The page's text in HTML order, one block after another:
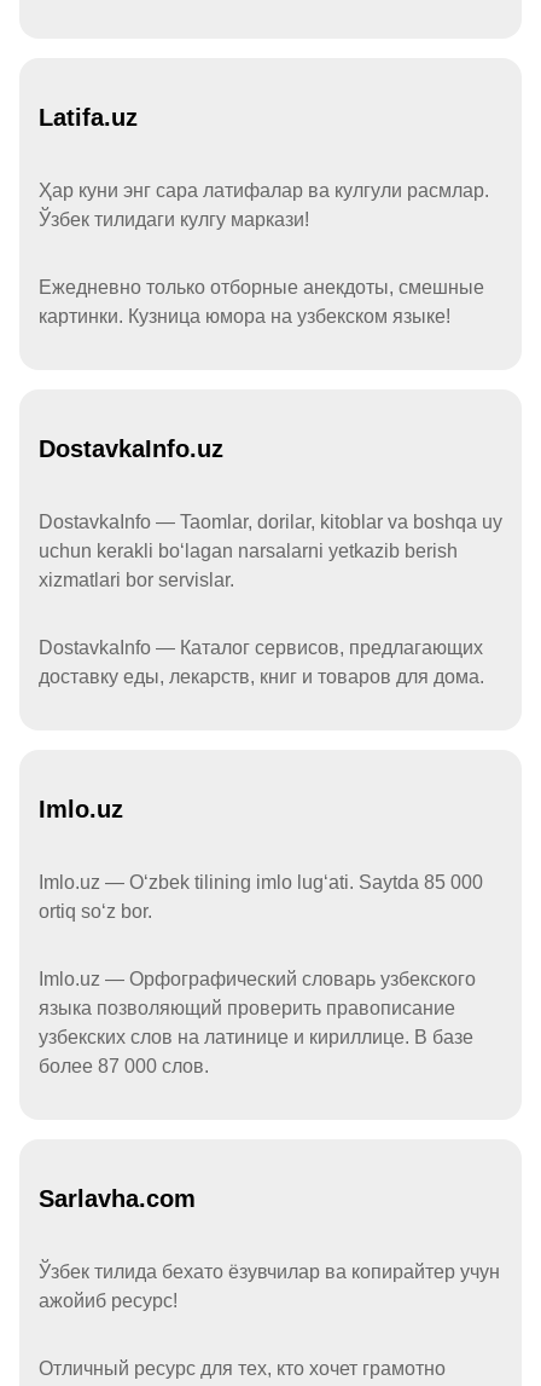
Latifa.uz
Ҳар куни энг сара латифалар ва кулгули расмлар.
Ўзбек тилидаги кулгу маркази!
Ежедневно только отборные анекдоты, смешные
картинки. Кузница юмора на узбекском языке!
DostavkaInfo.uz
DostavkaInfo — Taomlar, dorilar, kitoblar va boshqa uy
uchun kerakli boʻlagan narsalarni yetkazib berish
xizmatlari bor servislar.
DostavkaInfo — Каталог сервисов, предлагающих
доставку еды, лекарств, книг и товаров для дома.
Imlo.uz
Imlo.uz — Oʻzbek tilining imlo lugʻati. Saytda 85 000
ortiq soʻz bor.
Imlo.uz — Орфографический словарь узбекского
языка позволяющий проверить правописание
узбекских слов на латинице и кириллице. В базе
более 87 000 слов.
Sarlavha.com
Ўзбек тилида бехато ёзувчилар ва копирайтер учун
ажойиб ресурс!
Отличный ресурс для тех, кто хочет грамотно